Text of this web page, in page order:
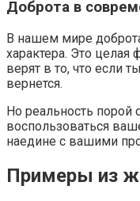
Доброта в
В нашем мире
характера. Это
верят в то, что если
вернется.
Но реальность порой
воспользоваться
наедине с вашими
Примеры из